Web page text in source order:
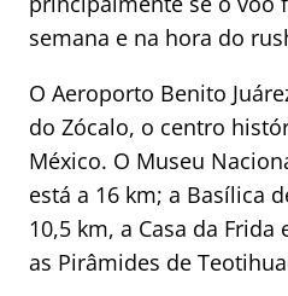
semana e na hora do
O Aeroporto Benito
do Zócalo, o centro
México. O Museu
está a 16 km; a Basílica
10,5 km, a Casa da Frida
as Pirâmides de